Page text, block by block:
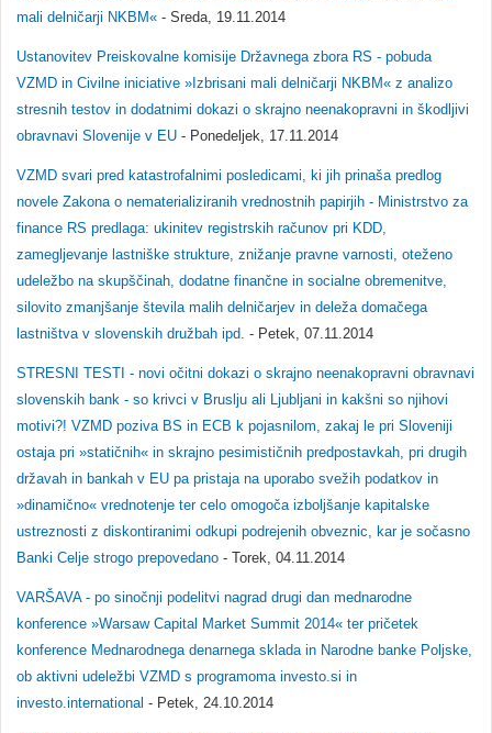
mali delničarji NKBM« - Sreda, 19.11.2014
Ustanovitev Preiskovalne komisije Državnega zbora RS - pobuda
VZMD in Civilne iniciative »Izbrisani mali delničarji NKBM« z analizo
stresnih testov in dodatnimi dokazi o skrajno neenakopravni in škodljivi
obravnavi Slovenije v EU - Ponedeljek, 17.11.2014
VZMD svari pred katastrofalnimi posledicami, ki jih prinaša predlog
novele Zakona o nematerializiranih vrednostnih papirjih - Ministrstvo za
finance RS predlaga: ukinitev registrskih računov pri KDD,
zamegljevanje lastniške strukture, znižanje pravne varnosti, oteženo
udeležbo na skupščinah, dodatne finančne in socialne obremenitve,
silovito zmanjšanje števila malih delničarjev in deleža domačega
lastništva v slovenskih družbah ipd. - Petek, 07.11.2014
STRESNI TESTI - novi očitni dokazi o skrajno neenakopravni obravnavi
slovenskih bank - so krivci v Bruslju ali Ljubljani in kakšni so njihovi
motivi?! VZMD poziva BS in ECB k pojasnilom, zakaj le pri Sloveniji
ostaja pri »statičnih« in skrajno pesimističnih predpostavkah, pri drugih
državah in bankah v EU pa pristaja na uporabo svežih podatkov in
»dinamično« vrednotenje ter celo omogoča izboljšanje kapitalske
ustreznosti z diskontiranimi odkupi podrejenih obveznic, kar je sočasno
Banki Celje strogo prepovedano - Torek, 04.11.2014
VARŠAVA - po sinočnji podelitvi nagrad drugi dan mednarodne
konference »Warsaw Capital Market Summit 2014« ter pričetek
konference Mednarodnega denarnega sklada in Narodne banke Poljske,
ob aktivni udeležbi VZMD s programoma investo.si in
investo.international - Petek, 24.10.2014